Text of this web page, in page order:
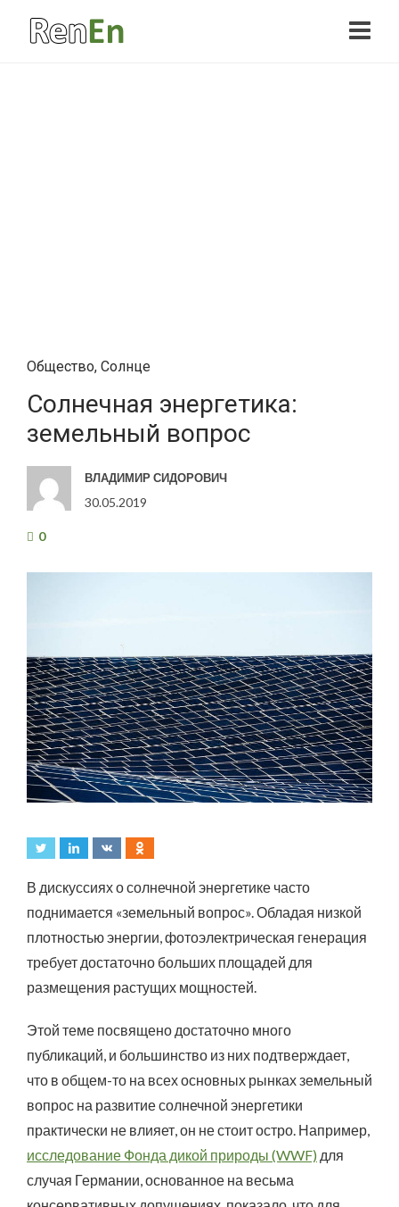
Общество, Солнце
Солнечная энергетика:
земельный вопрос
ВЛАДИМИР СИДОРОВИЧ
30.05.2019
0
В дискуссиях о солнечной энергетике часто
поднимается «земельный вопрос». Обладая низкой
плотностью энергии, фотоэлектрическая генерация
требует достаточно больших площадей для
размещения растущих мощностей.
Этой теме посвящено достаточно много
публикаций, и большинство из них подтверждает,
что в общем-то на всех основных рынках земельный
вопрос на развитие солнечной энергетики
практически не влияет, он не стоит остро. Например,
исследование Фонда дикой природы (WWF) для
случая Германии, основанное на весьма